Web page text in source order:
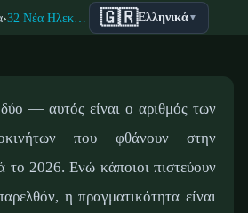
EV: 32 Μοντέλα
στην Αμερική
› 🇬🇷Ελληνικά▼
— αυτός είναι ο αριθμός των
που φθάνουν στην
το 2026. Ενώ κάποιοι πιστεύουν
η πραγματικότητα είναι